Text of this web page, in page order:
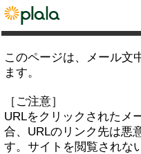
このページは、メール文
ます。
［ご注意］
URLをクリックされたメ
合、URLのリンク先は悪
す。サイトを閲覧されな